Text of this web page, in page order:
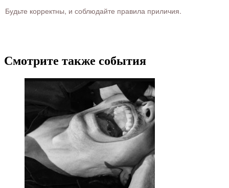
Будьте корректны, и соблюдайте правила приличия.
Смотрите также события